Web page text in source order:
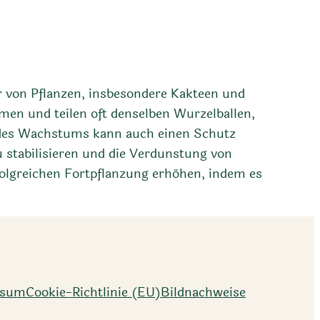
Pflanzen, insbesondere Kakteen und
und teilen oft denselben Wurzelballen,
Wachstums kann auch einen Schutz
stabilisieren und die Verdunstung von
Fortpflanzung erhöhen, indem es
Cookie-Richtlinie (EU)Bildnachweise